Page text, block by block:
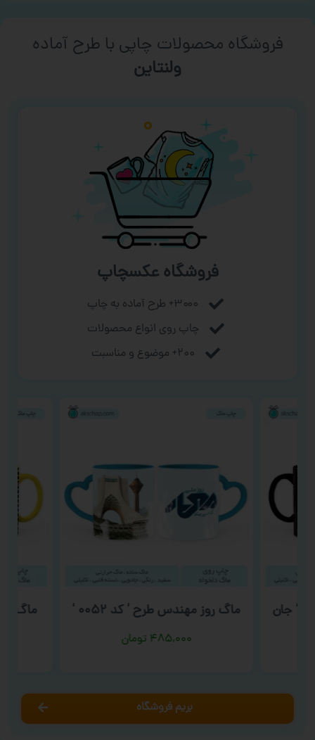
فروشگاه محصولات چاپی با طرح آماده
ورزشی
فروشگاه عکسچاپ
۳۰۰۰+ طرح آماده به چاپ
چاپ روی انواع محصولات
۲۰۰+ موضوع و مناسبت
‘ جان ماگ روز مهندس طرح ‘ کد ۰۰۵۲ ‘
۴۸۵,۰۰۰ تومان
ماگ
بریم فروشگاه